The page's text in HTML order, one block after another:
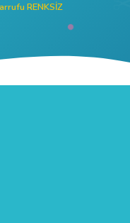
RENKSİZ